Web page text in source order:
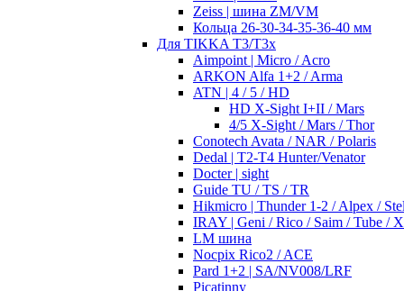
Zeiss | шина ZM/VM
Кольца 26-30-34-35-36-40 мм
Для TIKKA T3/T3x
Aimpoint | Micro / Acro
ARKON Alfa 1+2 / Arma
ATN | 4 / 5 / HD
HD X-Sight I+II / Mars
4/5 X-Sight / Mars / Thor
Conotech Avata / NAR / Polaris
Dedal | T2-T4 Hunter/Venator
Docter | sight
Guide TU / TS / TR
Hikmicro | Thunder 1-2 / Alpex /
IRAY | Geni / Rico / Saim / Tube /
LM шина
Nocpix Rico2 / ACE
Pard 1+2 | SA/NV008/LRF
Picatinny